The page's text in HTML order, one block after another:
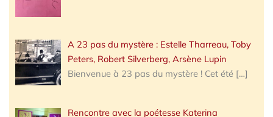
A 23 pas du mystère : Estelle Tharreau, Toby
Peters, Robert Silverberg, Arsène Lupin
Bienvenue à 23 pas du mystère ! Cet été […]
Rencontre avec la poétesse Katerina